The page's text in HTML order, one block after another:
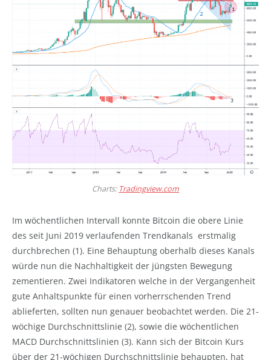
Charts: Tradingview.com
Im wöchentlichen Intervall konnte Bitcoin die obere Linie
des seit Juni 2019 verlaufenden Trendkanals erstmalig
durchbrechen (1). Eine Behauptung oberhalb dieses Kanals
würde nun die Nachhaltigkeit der jüngsten Bewegung
zementieren. Zwei Indikatoren welche in der Vergangenheit
gute Anhaltspunkte für einen vorherrschenden Trend
ablieferten, sollten nun genauer beobachtet werden. Die 21-
wöchige Durchschnittslinie (2), sowie die wöchentlichen
MACD Durchschnittslinien (3). Kann sich der Bitcoin Kurs
über der 21-wöchigen Durchschnittslinie behaupten, hat